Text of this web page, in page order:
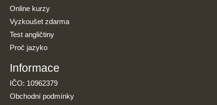
Online kurzy
Vyzkoušet zdarma
Test angličtiny
Proč jazyko
Informace
IČO: 10962379
Obchodní podmínky